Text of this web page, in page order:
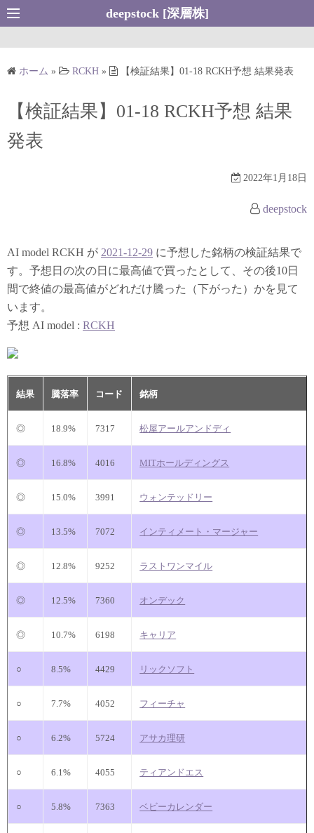
コ
ン
キ
deepstock [深層株]
ホーム » RCKH » 【検証結果】01-18 RCKH予想 結果発表
【検証結果】01-18 RCKH予想 結果
発表
2022年1月18日
deepstock
AI model RCKH が 2021-12-29 に予想した銘柄の検証結果で
す。予想日の次の日に最高値で買ったとして、その後10日
間で終値の最高値がどれだけ騰った（下がった）かを見て
います。
予想 AI model : RCKH
結果 騰落率 コード 銘柄
◎ 18.9% 7317 松屋アールアンドディ
◎ 16.8% 4016 MITホールディングス
◎ 15.0% 3991 ウォンテッドリー
◎ 13.5% 7072 インティメート・マージャー
◎ 12.8% 9252 ラストワンマイル
◎ 12.5% 7360 オンデック
◎ 10.7% 6198 キャリア
○ 8.5% 4429 リックソフト
○ 7.7% 4052 フィーチャ
○ 6.2% 5724 アサカ理研
○ 6.1% 4055 ティアンドエス
○ 5.8% 7363 ベビーカレンダー